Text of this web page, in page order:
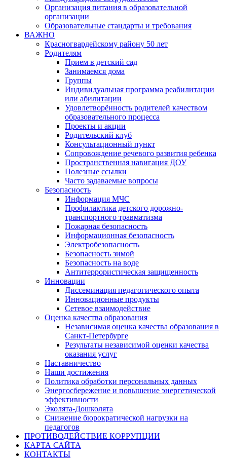
Организация питания в образовательной
организации
Образовательные стандарты и требования
ВАЖНО
Красногвардейскому району 50 лет
Родителям
Прием в детский сад
Занимаемся дома
Группы
Индивидуальная программа реабилитации
или абилитации
Удовлетворённость родителей качеством
образовательного процесса
Проекты и акции
Родительский клуб
Консультационный пункт
Сопровождение речевого развития ребенка
Пространственная навигация ДОУ
Полезные ссылки
Часто задаваемые вопросы
Безопасность
Информация МЧС
Профилактика детского дорожно-
транспортного травматизма
Пожарная безопасность
Информационная безопасность
Электробезопасность
Безопасность зимой
Безопасность на воде
Антитеррористическая защищенность
Инновации
Диссеминация педагогического опыта
Инновационные продукты
Сетевое взаимодействие
Оценка качества образования
Независимая оценка качества образования в
Санкт-Петербурге
Результаты независимой оценки качества
оказания услуг
Наставничество
Наши достижения
Политика обработки персональных данных
Энергосбережение и повышение энергетической
эффективности
Эколята-Дошколята
Снижение бюрократической нагрузки на
педагогов
ПРОТИВОДЕЙСТВИЕ КОРРУПЦИИ
КАРТА САЙТА
КОНТАКТЫ